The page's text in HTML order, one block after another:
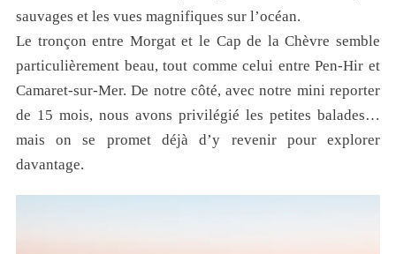
sauvages et les vues magnifiques sur l’océan.
Le tronçon entre Morgat et le Cap de la Chèvre semble
particulièrement beau, tout comme celui entre Pen-Hir et
Camaret-sur-Mer. De notre côté, avec notre mini reporter
de 15 mois, nous avons privilégié les petites balades…
mais on se promet déjà d’y revenir pour explorer
davantage.